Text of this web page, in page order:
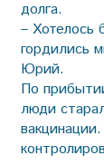
долга.
– Хотелось
гордились
Юрий.
По
люди